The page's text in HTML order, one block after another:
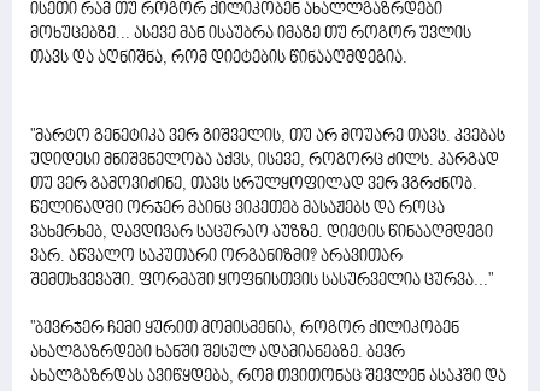
ისეთი რამ თუ როგორ ქილიკობენ ახალლგაზრდები
მოხუცებზე... ასევე მან ისაუბრა იმაზე თუ როგორ უვლის
თავს და აღნიშნა, რომ დიეტების წინააღმდეგია.
"მარტო გენეტიკა ვერ გიშველის, თუ არ მოუარე თავს. კვებას
უდიდესი მნიშვნელობა აქვს, ისევე, როგორც ძილს. კარგად
თუ ვერ გამოვიძინე, თავს სრულყოფილად ვერ ვგრძნობ.
წელიწადში ორჯერ მაინც ვიკეთებ მასაჟებს და როცა
ვახერხებ, დავდივარ საცურაო აუზზე. დიეტის წინააღმდეგი
ვარ. აწვალო საკუთარი ორგანიზმი? არავითარ
შემთხვევაში. ფორმაში ყოფნისთვის სასურველია ცურვა..."
"ბევრჯერ ჩემი ყურით მომისმენია, როგორ ქილიკობენ
ახალგაზრდები ხანში შესულ ადამიანებზე. ბევრ
ახალგაზრდას ავიწყდება, რომ თვითონაც შევლენ ასაკში და